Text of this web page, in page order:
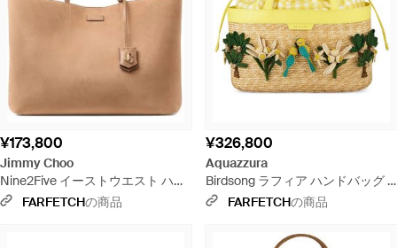
¥173,800
Jimmy Choo
Nine2Five イーストウエスト ハン
ドバッグ - ナチュラル
FARFETCHの商品
¥326,800
Aquazzura
Birdsong ラフィア ハンドバッグ -
メタリック
FARFETCHの商品